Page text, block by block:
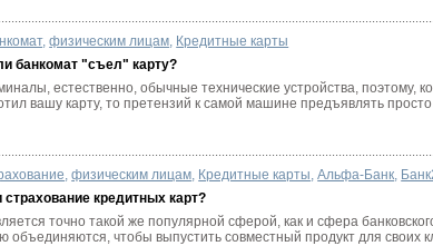
,физическим лицам, Кредитные карты
банкомат "съел" карту?
естественно, обычные технические устройства, поэтому,
вашу карту, то претензий к самой машине предъявлять
,физическим лицам, Кредитные карты,Альфа-Банк,
кредитных карт?
точно такой же популярной сферой, как и сфера
объединяются, чтобы выпустить совместный продукт для своих